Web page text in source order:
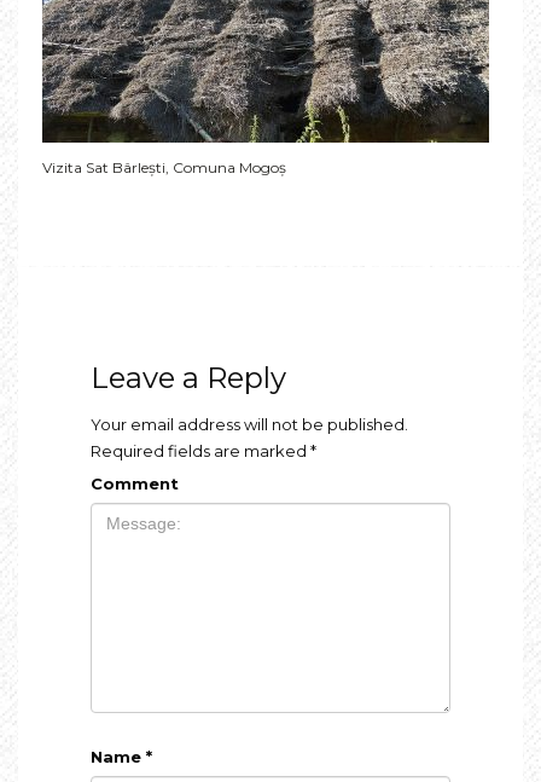
Vizita Sat Bârlești, Comuna Mogoș
Leave a Reply
Your email address will not be published.
Required fields are marked *
Comment
Name *